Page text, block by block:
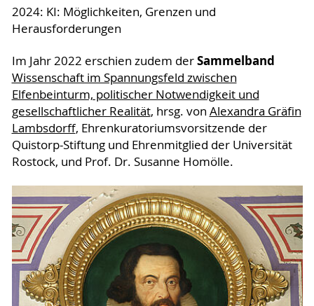
2024: KI: Möglichkeiten, Grenzen und
Herausforderungen
Im Jahr 2022 erschien zudem derSammelband
Wissenschaft im Spannungsfeld zwischen
Elfenbeinturm, politischer Notwendigkeit und
gesellschaftlicher Realität, hrsg. von Alexandra Gräfin
Lambsdorff, Ehrenkuratoriumsvorsitzende der
Quistorp-Stiftung und Ehrenmitglied der Universität
Rostock, und Prof. Dr. Susanne Homölle.